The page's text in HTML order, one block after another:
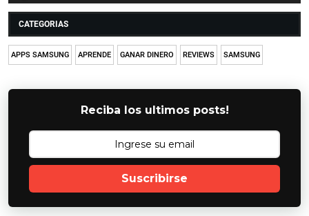
CATEGORIAS
APPS SAMSUNG APRENDE GANAR DINERO REVIEWS SAMSUNG
Reciba los ultimos posts!
Suscribirse